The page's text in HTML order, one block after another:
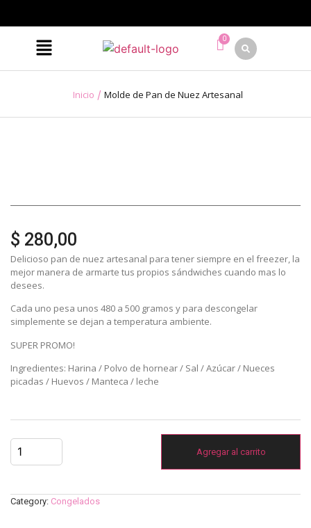
Inicio / Molde de Pan de Nuez Artesanal
$ 280,00
Delicioso pan de nuez artesanal para tener siempre en el freezer, la
mejor manera de armarte tus propios sándwiches cuando mas lo
desees.
Cada uno pesa unos 480 a 500 gramos y para descongelar
simplemente se dejan a temperatura ambiente.
SUPER PROMO!
Ingredientes: Harina / Polvo de hornear / Sal / Azúcar / Nueces
picadas / Huevos / Manteca / leche
Agregar al carrito
Category: Congelados